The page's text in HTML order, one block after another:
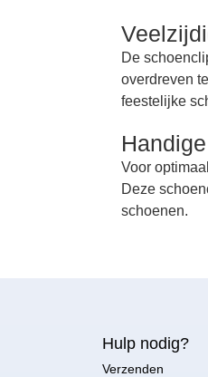
De
overdreven
feestelijke
Voor
Deze
schoenen.
Hulp nodig?
Verzenden